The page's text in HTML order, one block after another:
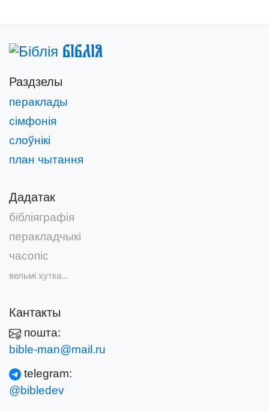
Біблія
Раздзелы
пераклады
сімфонія
слоўнікі
план чытання
Дадатак
бібліяграфія
перакладчыкі
часопіс
вельмі хутка...
Кантакты
пошта:
bible-man@mail.ru
telegram:
@bibledev